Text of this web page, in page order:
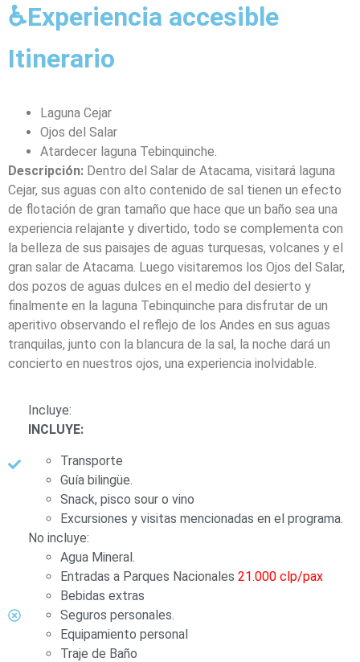
♿Experiencia accesible
Itinerario
Laguna Cejar
Ojos del Salar
Atardecer laguna Tebinquinche.
Descripción: Dentro del Salar de Atacama, visitará laguna
Cejar, sus aguas con alto contenido de sal tienen un efecto
de flotación de gran tamaño que hace que un baño sea una
experiencia relajante y divertido, todo se complementa con
la belleza de sus paisajes de aguas turquesas, volcanes y el
gran salar de Atacama. Luego visitaremos los Ojos del Salar,
dos pozos de aguas dulces en el medio del desierto y
finalmente en la laguna Tebinquinche para disfrutar de un
aperitivo observando el reflejo de los Andes en sus aguas
tranquilas, junto con la blancura de la sal, la noche dará un
concierto en nuestros ojos, una experiencia inolvidable.
Incluye:
INCLUYE:
Transporte
Guía bilingüe.
Snack, pisco sour o vino
Excursiones y visitas mencionadas en el programa.
No incluye:
Agua Mineral.
Entradas a Parques Nacionales 21.000 clp/pax
Bebidas extras
Seguros personales.
Equipamiento personal
Traje de Baño